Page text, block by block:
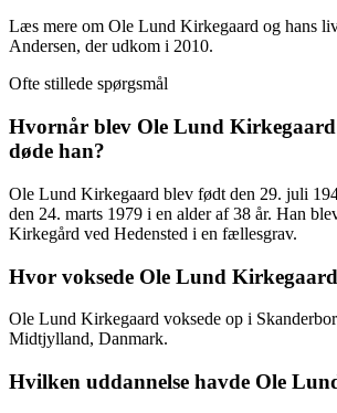
Læs mere om Ole Lund Kirkegaard og hans
Andersen, der udkom i 2010.
Ofte stillede spørgsmål
Hvornår blev Ole Lund
døde han?
Ole Lund Kirkegaard blev født den 29. juli
den 24. marts 1979 i en alder af 38 år. Han
Kirkegård ved Hedensted i en fællesgrav.
Hvor voksede Ole Lund
Ole Lund Kirkegaard voksede op i
Midtjylland, Danmark.
Hvilken uddannelse havde Ole